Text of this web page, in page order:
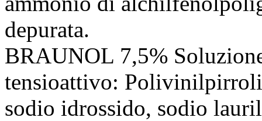
depurata.
BRAUNOL 7,5%
tensioattivo:
sodio idrossido, sodio